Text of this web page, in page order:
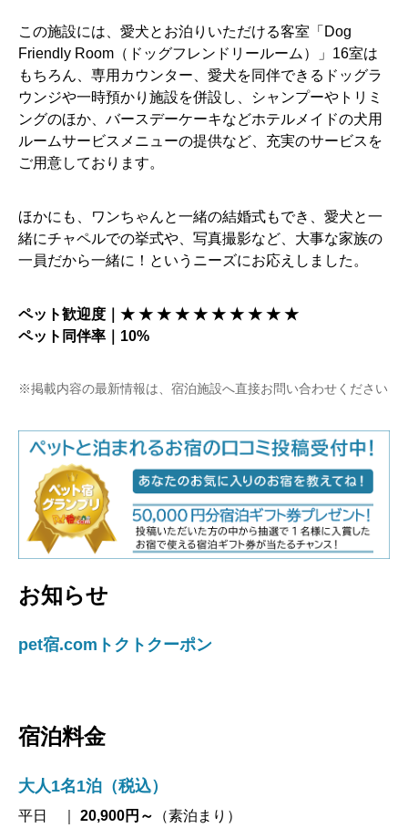
この施設には、愛犬とお泊りいただける客室「Dog
Friendly Room（ドッグフレンドリールーム）」16室は
もちろん、専用カウンター、愛犬を同伴できるドッグラ
ウンジや一時預かり施設を併設し、シャンプーやトリミ
ングのほか、バースデーケーキなどホテルメイドの犬用
ルームサービスメニューの提供など、充実のサービスを
ご用意しております。
ほかにも、ワンちゃんと一緒の結婚式もでき、愛犬と一
緒にチャペルでの挙式や、写真撮影など、大事な家族の
一員だから一緒に！というニーズにお応えしました。
ペット歓迎度｜★ ★ ★ ★ ★ ★ ★ ★ ★ ★
ペット同伴率｜10%
※掲載内容の最新情報は、宿泊施設へ直接お問い合わせください
お知らせ
pet宿.comトクトクーポン
宿泊料金
大人1名1泊（税込）
平日 ｜ 20,900円～
（素泊まり）